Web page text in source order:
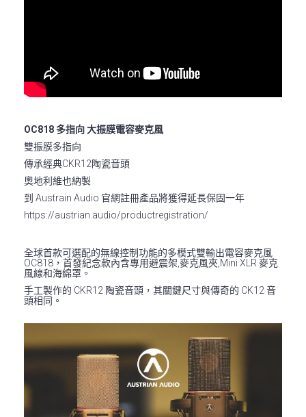
OC818 多指向 大振膜電容麥克風
雙振膜多指向
傳承經典CKR12陶瓷音頭
奧地利維也納製
到 Austrain Audio 官網註冊產品將獲得延長保固一年
https://austrian.audio/productregistration/
全球首款可選配的無線控制功能的多模式雙輸出電容麥克風
OC818，首發紀念款內含專用避震架,麥克風夾,Mini XLR 麥克
風線和海綿罩。
手工製作的 CKR12 陶瓷音頭，其關鍵尺寸與傳奇的 CK12 音
頭相同。